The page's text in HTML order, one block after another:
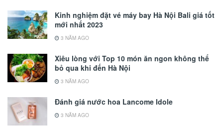
Kinh nghiệm đặt vé máy bay Hà Nội Bali giá tốt
mới nhất 2023
3 NĂM AGO
Xiêu lòng với Top 10 món ăn ngon không thể
bỏ qua khi đến Hà Nội
3 NĂM AGO
Đánh giá nước hoa Lancome Idole
3 NĂM AGO